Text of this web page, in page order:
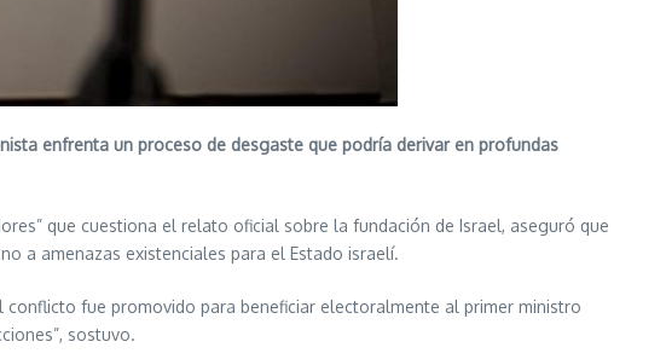
enfrenta un proceso de desgaste que podría derivar en profundas
que cuestiona el relato oficial sobre la fundación de Israel, aseguró que
a amenazas existenciales para el Estado israelí.
fue promovido para beneficiar electoralmente al primer ministro
sostuvo.